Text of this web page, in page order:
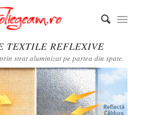
TEXTILE REFLEXIVE
strat aluminizat pe partea din spate.